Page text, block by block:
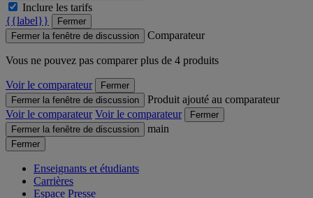
Inclure les tarifs
{{label}}
Fermer
Fermer la fenêtre de discussion
Comparateur
Vous ne pouvez pas comparer plus de 4 produits
Voir le comparateur
Fermer
Fermer la fenêtre de discussion
Produit ajouté au comparateur
Voir le comparateur Voir le comparateur
Fermer
Fermer la fenêtre de discussion
main
Fermer
Enseignants et étudiants
Carrières
Espace Presse